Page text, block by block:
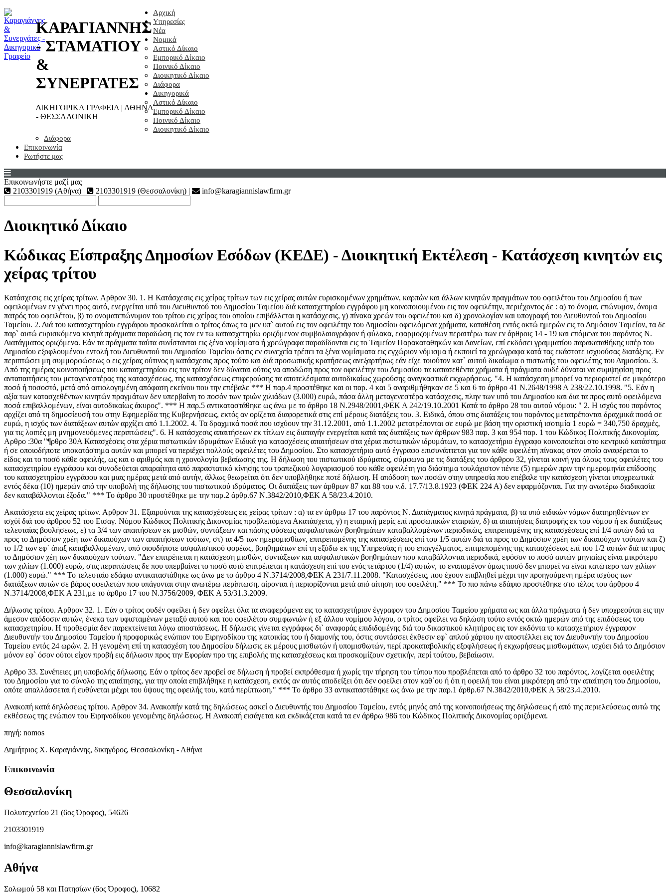
ΚΑΡΑΓΙΑΝΝΗΣ
- ΣΤΑΜΑΤΙΟΥ
&
ΣΥΝΕΡΓΑΤΕΣ
ΔΙΚΗΓΟΡΙΚΑ ΓΡΑΦΕΙΑ | ΑΘΗΝΑ
- ΘΕΣΣΑΛΟΝΙΚΗ
Αρχική
Υπηρεσίες
Νέα
Νομικά
Αστικό Δίκαιο
Εμπορικό Δίκαιο
Ποινικό Δίκαιο
Διοικητικό Δίκαιο
Διάφορα
Δικηγορικά
Αστικό Δίκαιο
Εμπορικό Δίκαιο
Ποινικό Δίκαιο
Διοικητικό Δίκαιο
Διάφορα
Επικοινωνία
Ρωτήστε μας
Επικοινωνήστε μαζί μας
2103301919 (Αθήνα) |
2103301919 (Θεσσαλονίκη) | info@karagiannislawfirm.gr
Διοικητικό Δίκαιο
Κώδικας Είσπραξης Δημοσίων Εσόδων (ΚΕΔΕ) - Διοικητική Εκτέλεση - Κατάσχεση κινητών εις
χείρας τρίτου
Κατάσχεσις εις χείρας τρίτων. Αρθρον 30. 1. Η Κατάσχεσις εις χείρας τρίτων των εις χείρας αυτών ευρισκομένων χρημάτων, καρπών και άλλων κινητών πραγμάτων του οφειλέτου του Δημοσίου ή των
οφειλομένων εν γένει προς αυτό, ενεργείται υπό του Διευθυντού του Δημοσίου Ταμείου διά κατασχετηρίου εγγράφου μη κοινοποιουμένου εις τον οφειλέτην, περιέχοντος δε : α) το όνομα, επώνυμον, όνομα
πατρός του οφειλέτου, β) το ονοματεπώνυμον του τρίτου εις χείρας του οποίου επιβάλλεται η κατάσχεσις, γ) πίνακα χρεών του οφειλέτου και δ) χρονολογίαν και υπογραφή του Διευθυντού του Δημοσίου
Ταμείου. 2. Διά του κατασχετηρίου εγγράφου προσκαλείται ο τρίτος όπως τα μεν υπ` αυτού εις τον οφειλέτην του Δημοσίου οφειλόμενα χρήματα, καταθέση εντός οκτώ ημερών εις το Δημόσιον Ταμείον, τα δε
παρ` αυτώ ευρισκόμενα κινητά πράγματα παραδώση εις τον εν τω κατασχετηρίω οριζόμενον συμβολαιογράφον ή φύλακα, εφαρμοζομένων περαιτέρω των εν άρθροις 14 - 19 και επόμενα του παρόντος Ν.
Διατάγματος οριζόμενα. Εάν τα πράγματα ταύτα συνίστανται εις ξένα νομίσματα ή χρεώγραφα παραδίδονται εις το Ταμείον Παρακαταθηκών και Δανείων, επί εκδόσει γραμματίου παρακαταθήκης υπέρ του
Δημοσίου εξοφλουμένου εντολή του Διευθυντού του Δημοσίου Ταμείου όστις εν συνεχεία τρέπει τα ξένα νομίσματα εις εγχώριον νόμισμα ή εκποιεί τα χρεώγραφα κατά τας εκάστοτε ισχυούσας διατάξεις. Εν
περιπτώσει μη συμμορφώσεως ο εις χείρας ούτινος η κατάσχεσις προς τούτο και διά προσωπικής κρατήσεως ανεξαρτήτως εάν είχε τοιούτον κατ` αυτού δικαίωμα ο πιστωτής του οφειλέτης του Δημοσίου. 3.
Από της ημέρας κοινοποιήσεως του κατασχετηρίου εις τον τρίτον δεν δύναται ούτος να αποδώση προς τον οφειλέτην του Δημοσίου τα κατασεθέντα χρήματα ή πράγματα ουδέ δύναται να συμψηφίση προς
ανταπαιτήσεις του μεταγενεστέρας της κατασχέσεως, της κατασχέσεως επιφερούσης τα αποτελέσματα αυτοδικαίως χωρούσης αναγκαστικά εκχωρήσεως. "4. H κατάσχεση μπορεί να περιοριστεί σε μικρότερο
ποσό ή ποσοστό, μετά από αιτιολογημένη απόφαση εκείνου που την επέβαλε *** Η παρ.4 προστέθηκε και οι παρ. 4 και 5 αναριθμήθηκαν σε 5 και 6 το άρθρο 41 Ν.2648/1998 Α 238/22.10.1998. "5. Εάν η
αξία των κατασχεθέντων κινητών πραγμάτων δεν υπερβαίνη το ποσόν των τριών χιλιάδων (3.000) ευρώ, πάσα άλλη μεταγενεστέρα κατάσχεσις, πλην των υπό του Δημοσίου και δια τα προς αυτό οφειλόμενα
ποσά επιβαλλομένων, είναι αυτοδικαίως άκυρος". *** Η παρ.5 αντικαταστάθηκε ως άνω με το άρθρο 18 Ν.2948/2001,ΦΕΚ Α 242/19.10.2001 Κατά το άρθρο 28 του αυτού νόμου: " 2. Η ισχύς του παρόντος
αρχίζει από τη δημοσίευσή του στην Εφημερίδα της Κυβερνήσεως, εκτός αν ορίζεται διαφορετικά στις επί μέρους διατάξεις του. 3. Ειδικά, όπου στις διατάξεις του παρόντος μετατρέπονται δραχμικά ποσά σε
ευρώ, η ισχύς των διατάξεων αυτών αρχίζει από 1.1.2002. 4. Τα δραχμικά ποσά που ισχύουν την 31.12.2001, από 1.1.2002 μετατρέπονται σε ευρώ με βάση την οριστική ισοτιμία 1 ευρώ = 340,750 δραχμές,
για τις λοιπές μη μνημονευόμενες περιπτώσεις". 6. Η κατάσχεσις απαιτήσεων εκ τίτλων εις διαταγήν ενεργείται κατά τας διατάξεις των άρθρων 983 παρ. 3 και 954 παρ. 1 του Κώδικος Πολιτικής Δικονομίας.
Αρθρο :30α "¶ρθρο 30Α Κατασχέσεις στα χέρια πιστωτικών ιδρυμάτων Ειδικά για κατασχέσεις απαιτήσεων στα χέρια πιστωτικών ιδρυμάτων, το κατασχετήριο έγγραφο κοινοποιείται στο κεντρικό κατάστημα
ή σε οποιοδήποτε υποκατάστημα αυτών και μπορεί να περιέχει πολλούς οφειλέτες του Δημοσίου. Στο κατασχετήριο αυτό έγγραφο επισυνάπτεται για τον κάθε οφειλέτη πίνακας στον οποίο αναφέρεται το
είδος και το ποσό κάθε οφειλής, ως και ο αριθμός και η χρονολογία βεβαίωσης της. Η δήλωση του πιστωτικού ιδρύματος, σύμφωνα με τις διατάξεις του άρθρου 32, γίνεται κοινή για όλους τους οφειλέτες του
κατασχετηρίου εγγράφου και συνοδεύεται απαραίτητα από παραστατικό κίνησης του τραπεζικού λογαριασμού του κάθε οφειλέτη για διάστημα τουλάχιστον πέντε (5) ημερών πριν την ημερομηνία επίδοσης
του κατασχετηρίου εγγράφου και μιας ημέρας μετά από αυτήν, άλλως θεωρείται ότι δεν υποβλήθηκε ποτέ δήλωση. Η απόδοση των ποσών στην υπηρεσία που επέβαλε την κατάσχεση γίνεται υποχρεωτικά
εντός δέκα (10) ημερών από την υποβολή της δήλωσης του πιστωτικού ιδρύματος. Οι διατάξεις των άρθρων 87 και 88 του ν.δ. 17.7/13.8.1923 (ΦΕΚ 224 Α) δεν εφαρμόζονται. Για την ανωτέρω διαδικασία
δεν καταβάλλονται έξοδα." *** Το άρθρο 30 προστέθηκε με την παρ.2 άρθρ.67 Ν.3842/2010,ΦΕΚ Α 58/23.4.2010.
Ακατάσχετα εις χείρας τρίτων. Αρθρον 31. Εξαιρούνται της κατασχέσεως εις χείρας τρίτων : α) τα εν άρθρω 17 του παρόντος Ν. Διατάγματος κινητά πράγματα, β) τα υπό ειδικών νόμων διατηρηθέντων εν
ισχύϊ διά του άρθρου 52 του Εισαγ. Νόμου Κώδικος Πολιτικής Δικονομίας προβλεπόμενα Ακατάσχετα, γ) η εταιρική μερίς επί προσωπικών εταιριών, δ) αι απαιτήσεις διατροφής εκ του νόμου ή εκ διατάξεως
τελευταίας βουλήσεως, ε) τα 3/4 των απαιτήσεων εκ μισθών, συντάξεων και πάσης φύσεως ασφαλιστικών βοηθημάτων καταβαλλομένων περιοδικώς, επιτρεπομένης της κατασχέσεως επί 1/4 αυτών διά τα
προς το Δημόσιον χρέη των δικαιούχων των απαιτήσεων τούτων, στ) τα 4/5 των ημερομισθίων, επιτρεπομένης της κατασχέσεως επί του 1/5 αυτών διά τα προς το Δημόσιον χρέη των δικαιούχων τούτων και ζ)
το 1/2 των εφ` άπαξ καταβαλλομένων, υπό οιουδήποτε ασφαλιστικού φορέως, βοηθημάτων επί τη εξόδω εκ της Υπηρεσίας ή του επαγγέλματος, επιτρεπομένης της κατασχέσεως επί του 1/2 αυτών διά τα προς
το Δημόσιον χέη των δικαιούχων τούτων. "Δεν επιτρέπεται η κατάσχεση μισθών, συντάξεων και ασφαλιστικών βοηθημάτων που καταβάλλονται περιοδικά, εφόσον το ποσό αυτών μηνιαίως είναι μικρότερο
των χιλίων (1.000) ευρώ, στις περιπτώσεις δε που υπερβαίνει το ποσό αυτό επιτρέπεται η κατάσχεση επί του ενός τετάρτου (1/4) αυτών, το εναπομένον όμως ποσό δεν μπορεί να είναι κατώτερο των χιλίων
(1.000) ευρώ." *** Το τελευταίο εδάφιο αντικαταστάθηκε ως άνω με το άρθρο 4 Ν.3714/2008,ΦΕΚ Α 231/7.11.2008. "Κατασχέσεις, που έχουν επιβληθεί μέχρι την προηγούμενη ημέρα ισχύος των
διατάξεων αυτών σε βάρος οφειλετών που υπάγονται στην ανωτέρω περίπτωση, αίρονται ή περιορίζονται μετά από αίτηση του οφειλέτη." *** Το πιο πάνω εδάφιο προστέθηκε στο τέλος του άρθρου 4
Ν.3714/2008,ΦΕΚ Α 231,με το άρθρο 17 του Ν.3756/2009, ΦΕΚ Α 53/31.3.2009.
Δήλωσις τρίτου. Αρθρον 32. 1. Εάν ο τρίτος ουδέν οφείλει ή δεν οφείλει όλα τα αναφερόμενα εις το κατασχετήριον έγγραφον του Δημοσίου Ταμείου χρήματα ως και άλλα πράγματα ή δεν υποχρεούται εις την
άμεσον απόδοσιν αυτών, ένεκα των υφισταμένων μεταξύ αυτού και του οφειλέτου συμφωνιών ή εξ άλλου νομίμου λόγου, ο τρίτος οφείλει να δηλώση τούτο εντός οκτώ ημερών από της επιδόσεως του
κατασχετηρίου. Η προθεσμία δεν παρεκτείνεται λόγω αποστάσεως. Η δήλωσις γίνεται εγγράφως δι` αναφοράς επιδιδομένης διά του δικαστικού κλητήρος εις τον εκδόντα το κατασχετήριον έγγραφον
Διευθυντήν του Δημοσίου Ταμείου ή προφορικώς ενώπιον του Ειρηνοδίκου της κατοικίας του ή διαμονής του, όστις συντάσσει έκθεσιν εφ` απλού χάρτου ην αποστέλλει εις τον Διευθυντήν του Δημοσίου
Ταμείου εντός 24 ωρών. 2. Η γενομένη επί τη κατασχέση του Δημοσίου δήλωσις εκ μέρους μισθωτών ή υπομισθωτών, περί προκαταβολικής εξοφλήσεως ή εκχωρήσεως μισθωμάτων, ισχύει διά το Δημόσιον
μόνον εφ` όσον ούτοι είχον προβή εις δήλωσιν προς την Εφορίαν προ της επιβολής της κατασχέσεως και προσκομίζουν σχετικήν, περί τούτου, βεβαίωσιν.
Αρθρο 33. Συνέπειες μη υποβολής δήλωσης. Εάν ο τρίτος δεν προβεί σε δήλωση ή προβεί εκπρόθεσμα ή χωρίς την τήρηση του τύπου που προβλέπεται από το άρθρο 32 του παρόντος, λογίζεται οφειλέτης
του Δημοσίου για το σύνολο της απαίτησης, για την οποία επιβλήθηκε η κατάσχεση, εκτός αν αυτός αποδείξει ότι δεν οφείλει στον καθ`ου ή ότι η οφειλή του είναι μικρότερη από την απαίτηση του Δημοσίου,
οπότε απαλλάσσεται ή ευθύνεται μέχρι του ύψους της οφειλής του, κατά περίπτωση." *** Το άρθρο 33 αντικαταστάθηκε ως άνω με την παρ.1 άρθρ.67 Ν.3842/2010,ΦΕΚ Α 58/23.4.2010.
Ανακοπή κατά δηλώσεως τρίτου. Αρθρον 34. Ανακοπήν κατά της δηλώσεως ασκεί ο Διευθυντής του Δημοσίου Ταμείου, εντός μηνός από της κοινοποιήσεως της δηλώσεως ή από της περιελεύσεως αυτώ της
εκθέσεως της ενώπιον του Ειρηνοδίκου γενομένης δηλώσεως. Η Ανακοπή εισάγεται και εκδικάζεται κατά τα εν άρθρω 986 του Κώδικος Πολιτικής Δικονομίας οριζόμενα.
πηγή: nomos
Δημήτριος Χ. Καραγιάννης, δικηγόρος, Θεσσαλονίκη - Αθήνα
Επικοινωνία
Θεσσαλονίκη
Πολυτεχνείου 21 (6ος Όροφος), 54626
2103301919
info@karagiannislawfirm.gr
Αθήνα
Σολωμού 58 και Πατησίων (6ος Όροφος), 10682